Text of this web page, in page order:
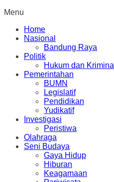
Menu
Home
Nasional
Bandung Raya
Politik
Hukum dan Kriminal
Pemerintahan
BUMN
Legislatif
Pendidikan
Yudikatif
Investigasi
Peristiwa
Olahraga
Seni Budaya
Gaya Hidup
Hiburan
Keagamaan